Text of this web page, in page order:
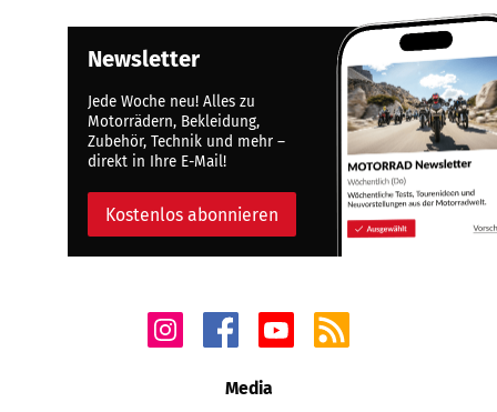
Newsletter
Jede Woche neu! Alles zu
Motorrädern, Bekleidung,
Zubehör, Technik und mehr –
direkt in Ihre E-Mail!
Kostenlos abonnieren
Media